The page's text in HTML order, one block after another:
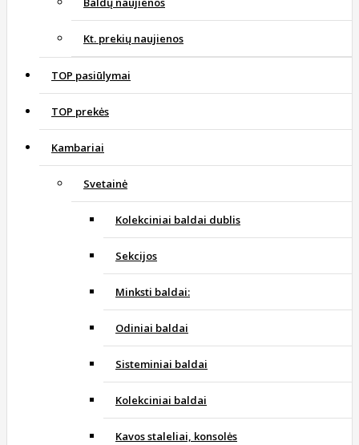
Kt. prekių naujienos
TOP pasiūlymai
TOP prekės
Kambariai
Svetainė
Kolekciniai baldai dublis
Sekcijos
Minksti baldai:
Odiniai baldai
Sisteminiai baldai
Kolekciniai baldai
Kavos staleliai, konsolės